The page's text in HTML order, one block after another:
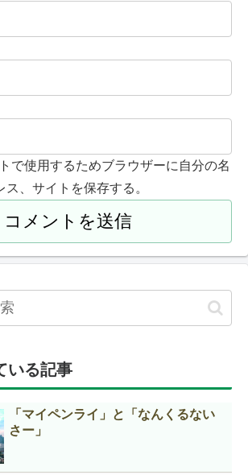
で使用するためブラウザーに自分の名
、サイトを保存する。
いる記事
「マイペンライ」と「なんくるない
さー」